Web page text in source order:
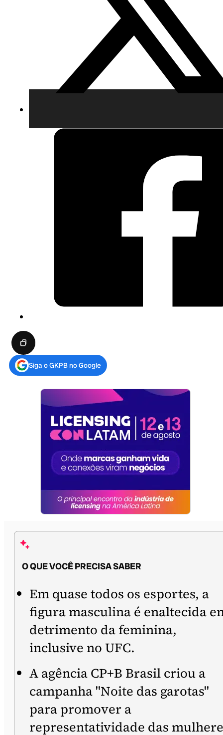
Siga o GKPB no Google
O QUE VOCÊ PRECISA SABER
Em quase todos os esportes, a
figura masculina é enaltecida
detrimento da feminina,
inclusive no UFC.
A agência CP+B Brasil criou a
campanha "Noite das garotas"
para promover a
representatividade das